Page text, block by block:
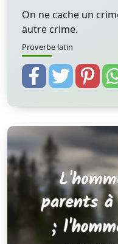
On ne cache un
autre crime.
Proverbe latin